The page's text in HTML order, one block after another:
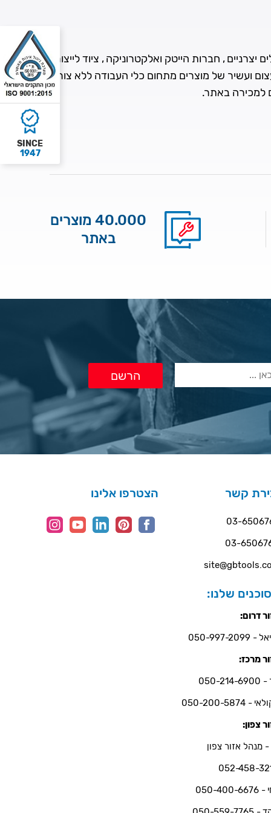
SINCE
1947
, חברות הייטק ואלקטרוניקה , ציוד לייצור
ועשיר של מוצרים מתחום כלי העבודה ללא צורך
למכירה באתר.
40.000 מוצרים
באתר
קשר
03-
03-
שלנו:
דרום:
997-2099
מרכז:
6900
- 050-200-5874
צפון:
- מנהל אזור צפון
052-458-
6676
הצטרפו אלינו